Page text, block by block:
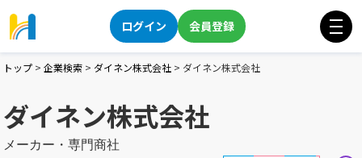
ログイン 会員登録
トップ > 企業検索 > ダイネン株式会社 > ダイネン株式会社
ダイネン株式会社
メーカー・専門商社